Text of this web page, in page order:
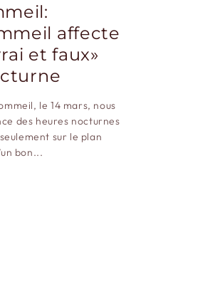
affecte
et faux»
le 14 mars, nous
des heures nocturnes
sur le plan
bon...